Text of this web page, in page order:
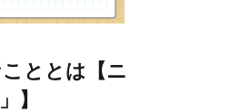
ととは【ニ
】